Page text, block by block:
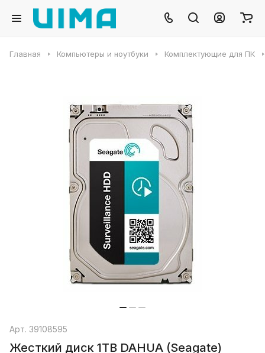
Главная Компьютеры и ноутбуки Комплектующие для ПК
Арт. 39108595
Жесткий диск 1TB DAHUA (Seagate)